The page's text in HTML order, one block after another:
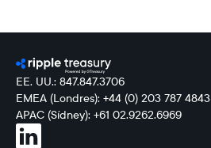
EE. UU.: 847.847.3706
EMEA (Londres): +44 (0) 203 787 4843
APAC (Sídney): +61 02.9262.6969